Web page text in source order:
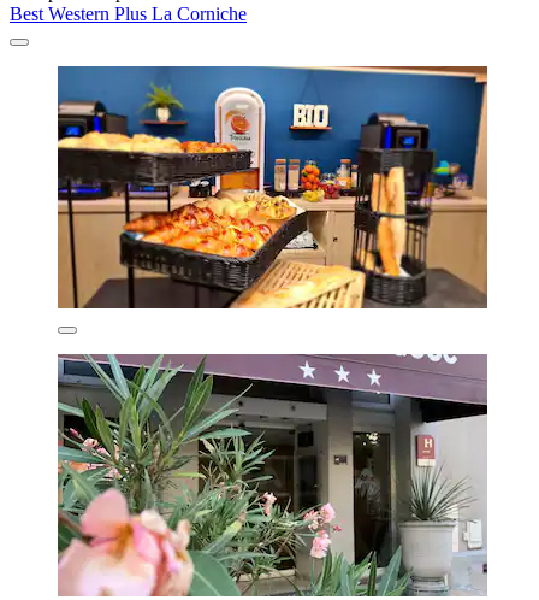
Best Western Plus La Corniche